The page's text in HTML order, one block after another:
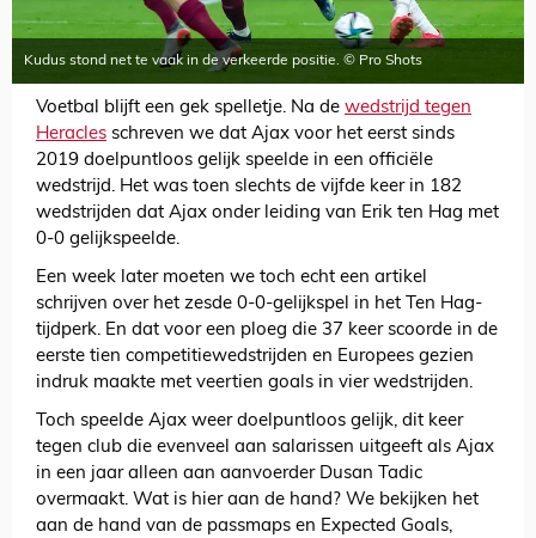
Kudus stond net te vaak in de verkeerde positie. © Pro Shots
Voetbal blijft een gek spelletje. Na de wedstrijd tegen
Heracles schreven we dat Ajax voor het eerst sinds
2019 doelpuntloos gelijk speelde in een officiële
wedstrijd. Het was toen slechts de vijfde keer in 182
wedstrijden dat Ajax onder leiding van Erik ten Hag met
0-0 gelijkspeelde.
Een week later moeten we toch echt een artikel
schrijven over het zesde 0-0-gelijkspel in het Ten Hag-
tijdperk. En dat voor een ploeg die 37 keer scoorde in de
eerste tien competitiewedstrijden en Europees gezien
indruk maakte met veertien goals in vier wedstrijden.
Toch speelde Ajax weer doelpuntloos gelijk, dit keer
tegen club die evenveel aan salarissen uitgeeft als Ajax
in een jaar alleen aan aanvoerder Dusan Tadic
overmaakt. Wat is hier aan de hand? We bekijken het
aan de hand van de passmaps en Expected Goals,